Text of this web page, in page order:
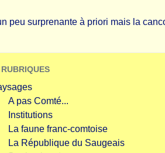
peu surprenante à priori mais la
A pas Comté...
Institutions
La faune franc-comtoise
La République du Saugeais